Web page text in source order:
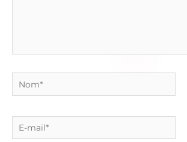
Nom*
E-
mail*